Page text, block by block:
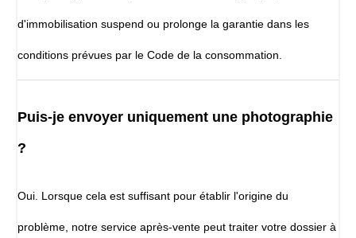
d'immobilisation suspend ou prolonge la garantie dans les
conditions prévues par le Code de la consommation.
Puis-je envoyer uniquement une photographie
?
Oui. Lorsque cela est suffisant pour établir l'origine du
problème, notre service après-vente peut traiter votre dossier à